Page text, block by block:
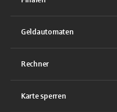
Geldautomaten
Rechner
Karte sperren